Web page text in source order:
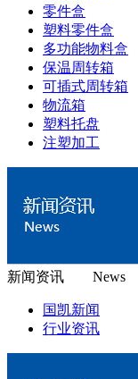
零件盒
塑料零件盒
多功能物料盒
保温周转箱
可插式周转箱
物流箱
塑料托盘
注塑加工
新闻资讯 News
国凯新闻
行业资讯